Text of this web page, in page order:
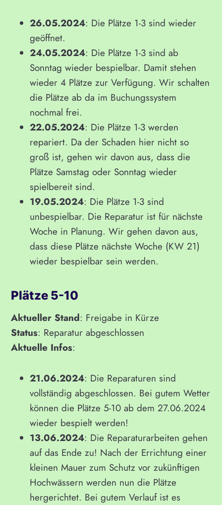
26.05.2024: Die Plätze 1-3 sind wieder
geöffnet.
24.05.2024: Die Plätze 1-3 sind ab
Sonntag wieder bespielbar. Damit stehen
wieder 4 Plätze zur Verfügung. Wir schalten
die Plätze ab da im Buchungssystem
nochmal frei.
22.05.2024: Die Plätze 1-3 werden
repariert. Da der Schaden hier nicht so
groß ist, gehen wir davon aus, dass die
Plätze Samstag oder Sonntag wieder
spielbereit sind.
19.05.2024: Die Plätze 1-3 sind
unbespielbar. Die Reparatur ist für nächste
Woche in Planung. Wir gehen davon aus,
dass diese Plätze nächste Woche (KW 21)
wieder bespielbar sein werden.
Plätze 5-10
Aktueller Stand: Freigabe in Kürze
Status: Reparatur abgeschlossen
Aktuelle Infos:
21.06.2024: Die Reparaturen sind
vollständig abgeschlossen. Bei gutem Wetter
können die Plätze 5-10 ab dem 27.06.2024
wieder bespielt werden!
13.06.2024: Die Reparaturarbeiten gehen
auf das Ende zu! Nach der Errichtung einer
kleinen Mauer zum Schutz vor zukünftigen
Hochwässern werden nun die Plätze
hergerichtet. Bei gutem Verlauf ist es